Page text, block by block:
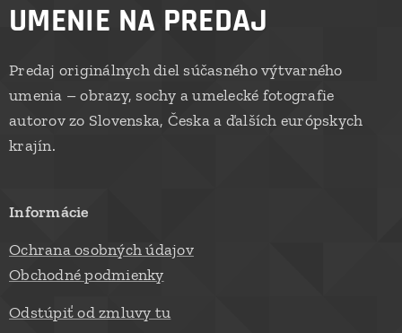
UMENIE NA PREDAJ
Predaj originálnych diel súčasného výtvarného
umenia – obrazy, sochy a umelecké fotografie
autorov zo Slovenska, Česka a ďalších európskych
krajín.
Informácie
Ochrana osobných údajov
Obchodné podmienky
Odstúpiť od zmluvy tu